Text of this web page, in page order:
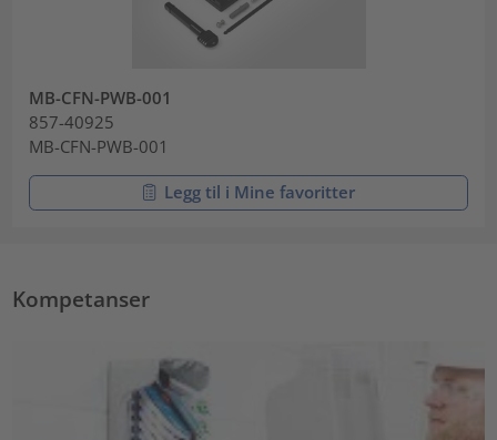
MB-CFN-PWB-001
857-40925
MB-CFN-PWB-001
Legg til i Mine favoritter
Kompetanser